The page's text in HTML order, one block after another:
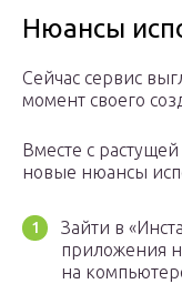
Нюансы
Сейчас сервис
момент своего
Вместе с
новые нюансы
Зайти в
приложения
на